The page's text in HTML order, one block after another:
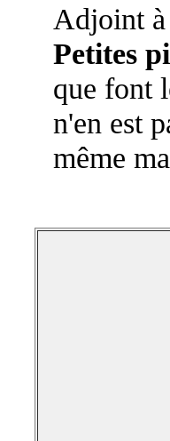
Adjoint
Petites
que font
n'en est
même